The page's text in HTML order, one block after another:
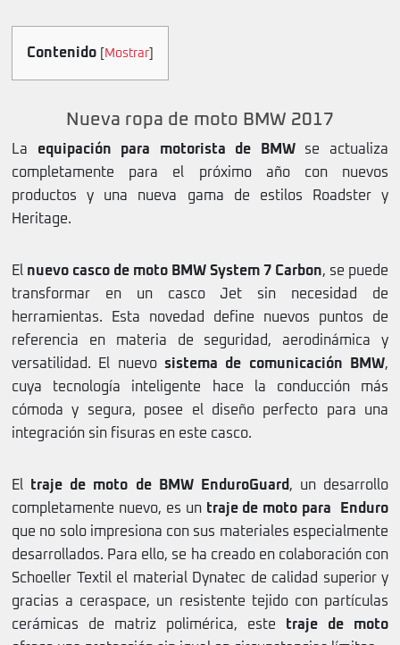
Contenido Mostrar
Nueva ropa de moto BMW 2017
La equipación para motorista de BMWse actualiza
completamente para el próximo año con nuevos
productos y una nueva gama de estilos Roadster y
Heritage.
El nuevo casco de moto BMW System 7 Carbon, se puede
transformar en un casco Jet sin necesidad de
herramientas. Esta novedad define nuevos puntos de
referencia en materia de seguridad, aerodinámica y
versatilidad. El nuevo sistema de comunicación BMW,
cuya tecnología inteligente hace la conducción más
cómoda y segura, posee el diseño perfecto para una
integración sin fisuras en este casco.
El traje de moto de BMW EnduroGuard , un desarrollo
completamente nuevo, es un traje de moto para Enduro
que no solo impresiona con sus materiales especialmente
desarrollados. Para ello, se ha creado en colaboración con
Schoeller Textil el material Dynatec de calidad superior y
gracias a ceraspace, un resistente tejido con partículas
cerámicas de matriz polimérica, este traje de moto